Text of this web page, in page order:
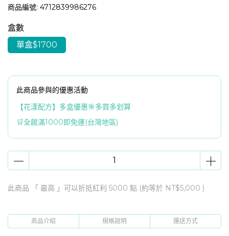
商品編號: 4712839986276
盒數
單盒$1700
此商品參與的優惠活動
【花漾配方】多盒優惠🎯多買多划算
🛒全館滿1000即免運(台灣地區)
此商品 「 最高 」可以折抵紅利 5000 點 (約等於 NT$5,000 )
商品介紹 規格說明 運送方式